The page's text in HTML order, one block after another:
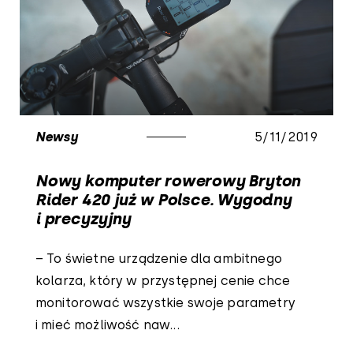
Newsy 5/11/2019
Nowy komputer rowerowy Bryton
Rider 420 już w Polsce. Wygodny
i precyzyjny
– To świetne urządzenie dla ambitnego
kolarza, który w przystępnej cenie chce
monitorować wszystkie swoje parametry
i mieć możliwość naw...